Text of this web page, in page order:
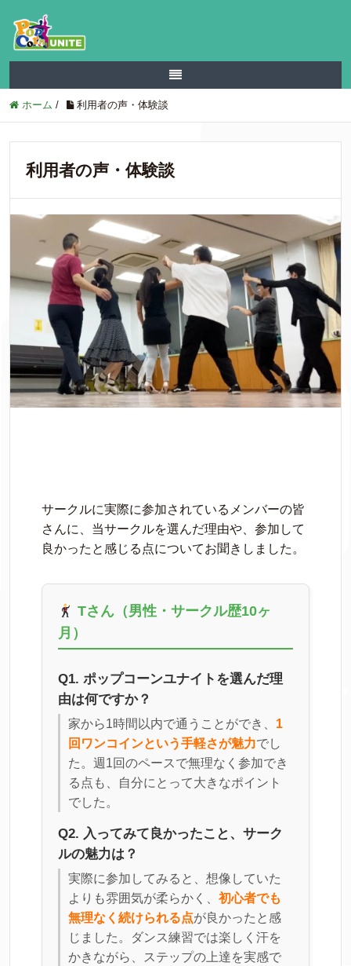
ホーム / 利用者の声・体験談
利用者の声・体験談
サークルに実際に参加されているメンバーの皆
さんに、当サークルを選んだ理由や、参加して
良かったと感じる点についてお聞きしました。
Tさん（男性・サークル歴10ヶ
月）
Q1. ポップコーンユナイトを選んだ理
由は何ですか？
家から1時間以内で通うことができ、 1
回ワンコインという手軽さが魅力でし
た。週1回のペースで無理なく参加でき
る点も、自分にとって大きなポイント
でした。
Q2. 入ってみて良かったこと、サーク
ルの魅力は？
実際に参加してみると、想像していた
よりも雰囲気が柔らかく、 初心者でも
無理なく続けられる点が良かったと感
じました。ダンス練習では楽しく汗を
かきながら、ステップの上達を実感で